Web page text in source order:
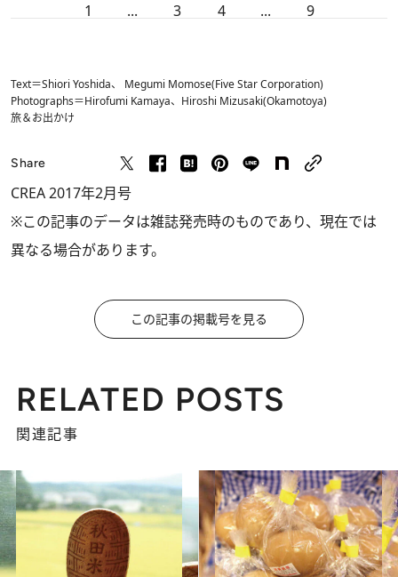
1 ... 3 4 ... 9
Text＝Shiori Yoshida、 Megumi Momose(Five Star Corporation)
Photographs＝Hirofumi Kamaya、Hiroshi Mizusaki(Okamotoya)
旅＆お出かけ
Share
CREA 2017年2月号
※この記事のデータは雑誌発売時のものであり、現在では
異なる場合があります。
この記事の掲載号を見る
RELATED POSTS
関連記事